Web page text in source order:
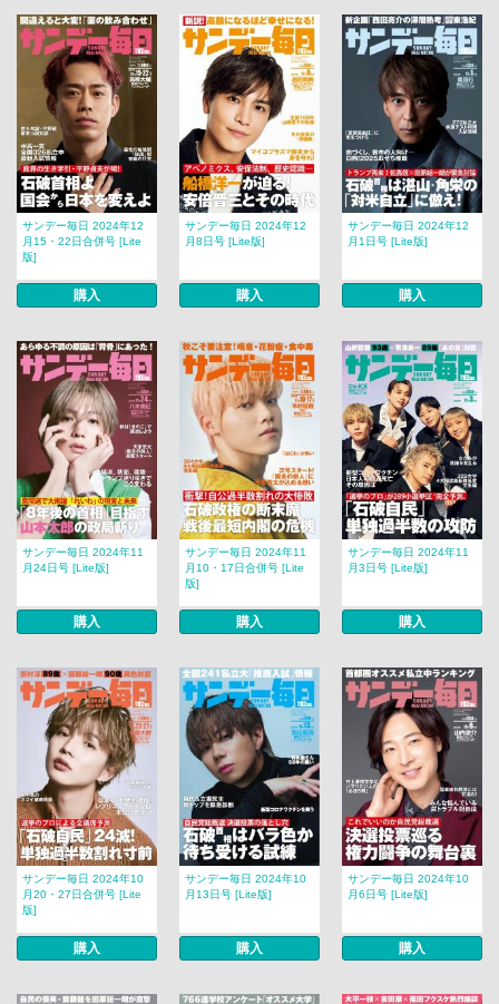
サンデー毎日 2024年12
月15・22日合併号 [Lite
版]
購入
サンデー毎日 2024年12
月8日号 [Lite版]
購入
サンデー毎日 2024年12
月1日号 [Lite版]
購入
サンデー毎日 2024年11
月24日号 [Lite版]
購入
サンデー毎日 2024年11
月10・17日合併号 [Lite
版]
購入
サンデー毎日 2024年11
月3日号 [Lite版]
購入
サンデー毎日 2024年10
月20・27日合併号 [Lite
版]
購入
サンデー毎日 2024年10
月13日号 [Lite版]
購入
サンデー毎日 2024年10
月6日号 [Lite版]
購入